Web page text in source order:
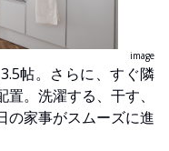
image
帖。さらに、すぐ隣
。洗濯する、干す、
の家事がスムーズに進